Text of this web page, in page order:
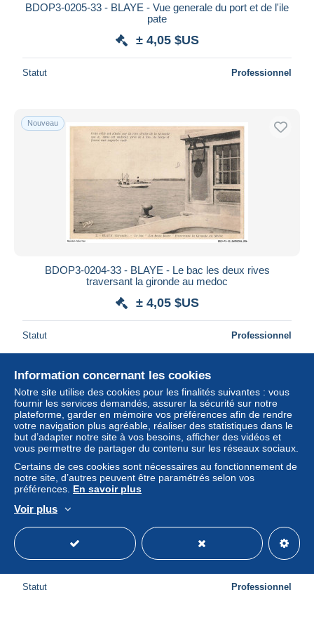
BDOP3-0205-33 - BLAYE - Vue generale du port et de l'ile
pate
± 4,05 $US
Statut Professionnel
Nouveau
BDOP3-0204-33 - BLAYE - Le bac les deux rives
traversant la gironde au medoc
± 4,05 $US
Statut Professionnel
BDOP2-0200-33 - BLAYE - La revue
± 4,05 $US
Statut Professionnel
Information concernant les cookies
Notre site utilise des cookies pour les finalités suivantes : vous
fournir les services demandés, assurer la sécurité sur notre
plateforme, garder en mémoire vos préférences afin de rendre
votre navigation plus agréable, réaliser des statistiques dans le
but d’adapter notre site à vos besoins, afficher des vidéos et
vous permettre de partager du contenu sur les réseaux sociaux.
Certains de ces cookies sont nécessaires au fonctionnement de
notre site, d’autres peuvent être paramétrés selon vos
préférences. En savoir plus
Voir plus